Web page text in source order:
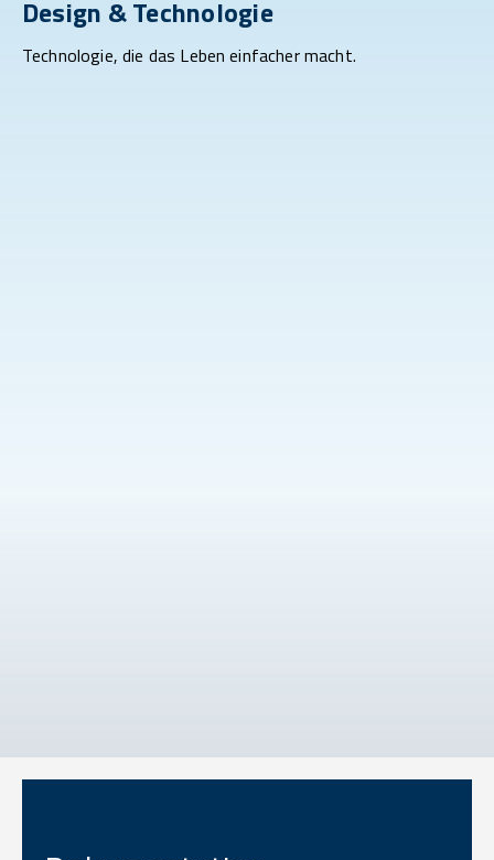
Design & Technologie
Technologie, die das Leben einfacher macht.